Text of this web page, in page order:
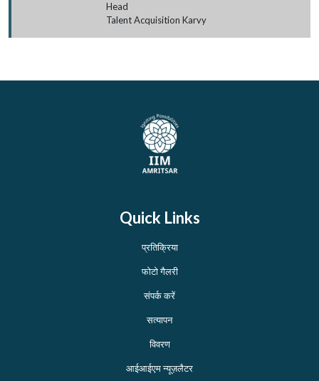
Head
Talent Acquisition Karvy
Quick Links
प्रतिक्रिया
फोटो गैलरी
संपर्क करें
सत्यापन
विवरण
आईआईएम न्यूज़लैटर